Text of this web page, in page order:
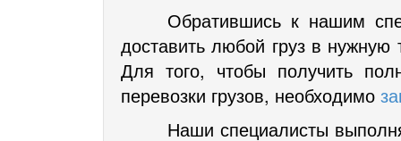
Обратившись к нашим
доставить любой груз в
Для того, чтобы получить
перевозки грузов, необходимо
Наши специалисты